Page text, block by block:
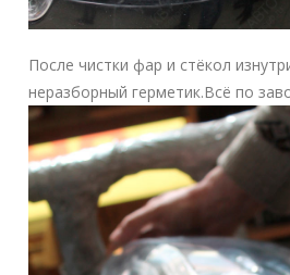
После чистки фар и стёкол
неразборный герметик.Всё по